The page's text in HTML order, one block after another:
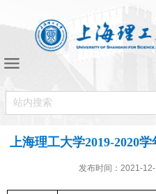
上海理工大学2019-2020
发布时间：2021-